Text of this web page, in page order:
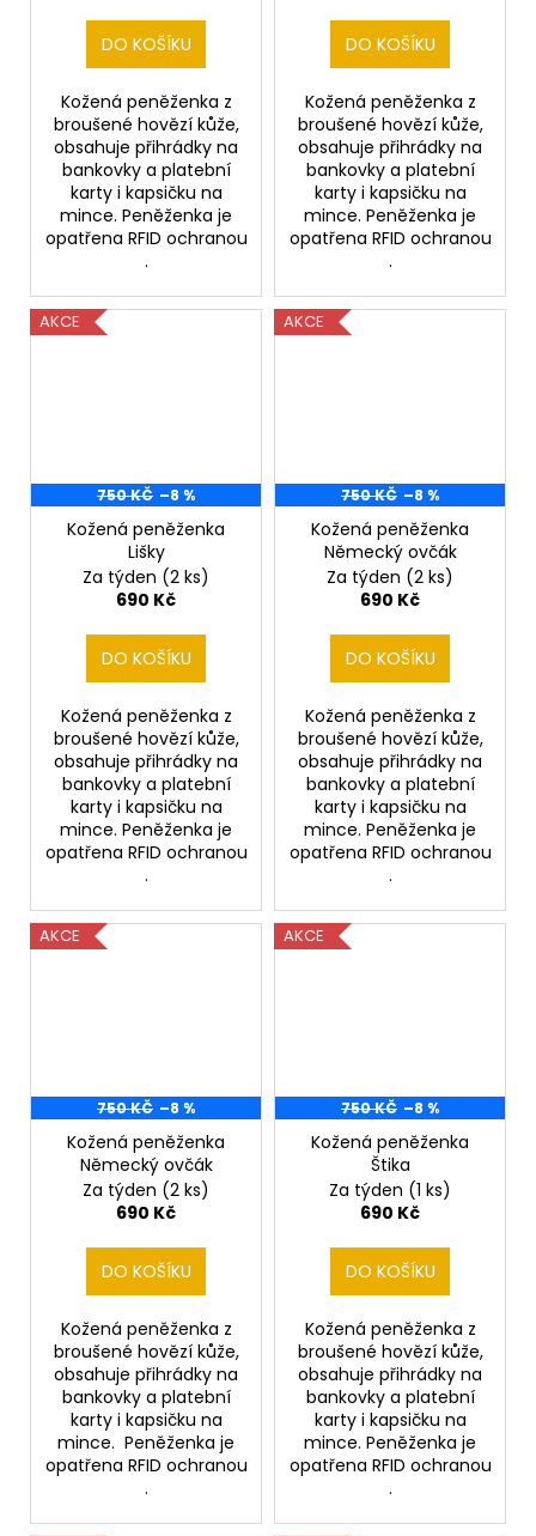
DO KOŠÍKU
Kožená peněženka z
broušené hovězí kůže,
obsahuje přihrádky na
bankovky a platební
karty i kapsičku na
mince. Peněženka je
opatřena RFID ochranou
.
DO KOŠÍKU
Kožená peněženka z
broušené hovězí kůže,
obsahuje přihrádky na
bankovky a platební
karty i kapsičku na
mince. Peněženka je
opatřena RFID ochranou
.
AKCE
750 KČ –8 %
Kožená peněženka
Lišky
Za týden (2 ks)
690 Kč
DO KOŠÍKU
Kožená peněženka z
broušené hovězí kůže,
obsahuje přihrádky na
bankovky a platební
karty i kapsičku na
mince. Peněženka je
opatřena RFID ochranou
.
AKCE
750 KČ –8 %
Kožená peněženka
Německý ovčák
Za týden (2 ks)
690 Kč
DO KOŠÍKU
Kožená peněženka z
broušené hovězí kůže,
obsahuje přihrádky na
bankovky a platební
karty i kapsičku na
mince. Peněženka je
opatřena RFID ochranou
.
AKCE
750 KČ –8 %
Kožená peněženka
Německý ovčák
Za týden (2 ks)
690 Kč
DO KOŠÍKU
Kožená peněženka z
broušené hovězí kůže,
obsahuje přihrádky na
bankovky a platební
karty i kapsičku na
mince. Peněženka je
opatřena RFID ochranou
.
AKCE
750 KČ –8 %
Kožená peněženka
Štika
Za týden (1 ks)
690 Kč
DO KOŠÍKU
Kožená peněženka z
broušené hovězí kůže,
obsahuje přihrádky na
bankovky a platební
karty i kapsičku na
mince. Peněženka je
opatřena RFID ochranou
.